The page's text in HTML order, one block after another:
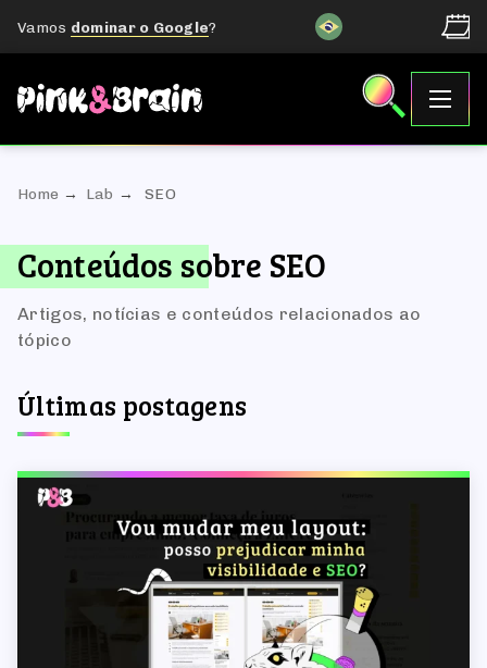
Vamos dominar o Google?
Home Lab SEO
Conteúdos sobre SEO
Artigos, notícias e conteúdos relacionados ao
tópico
Últimas postagens